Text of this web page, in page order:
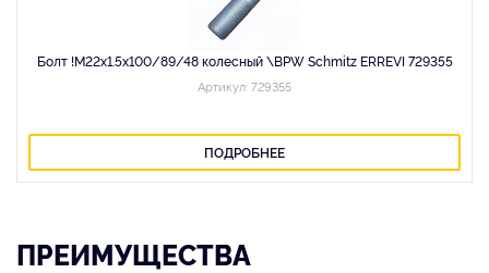
Болт !M22x1.5x100/89/48 колесный \BPW Schmitz ERREVI 729355
Артикул: 729355
ПОДРОБНЕЕ
ПРЕИМУЩЕСТВА